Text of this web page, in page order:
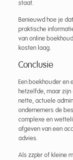
staat.
Benieuwd hoe je
praktische
van online
kosten laag.
Conclusie
Een boekhouder en
hetzelfde, maar zijn
nette, actuele
ondernemers de
complexe en
afgeven van een
advies.
Als zzp’er of kleine